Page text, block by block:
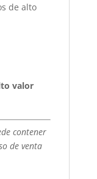
de alto
valor
contener
de venta